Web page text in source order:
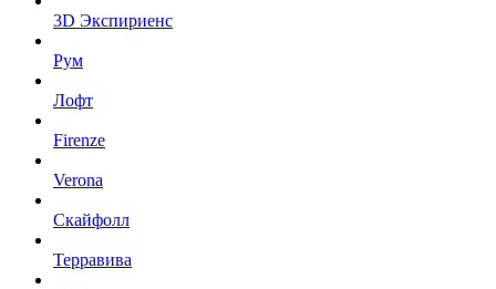
3D Экспириенс
Рум
Лофт
Firenze
Verona
Скайфолл
Терравива